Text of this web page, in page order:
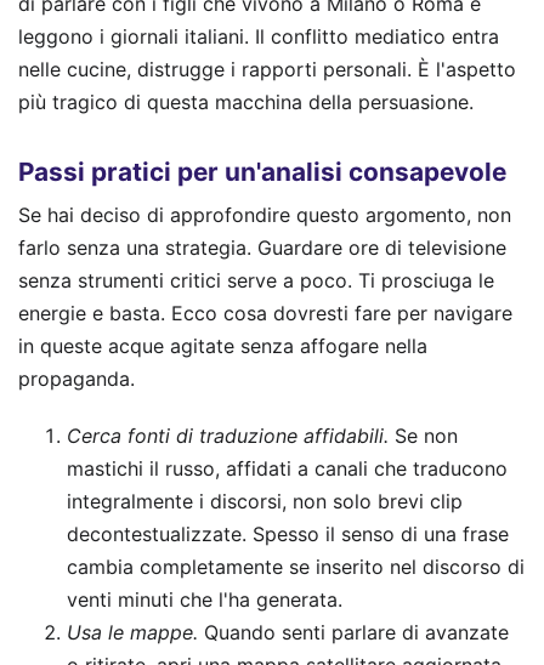
leggono i giornali italiani. Il conflitto mediatico entra
nelle cucine, distrugge i rapporti personali. È l'aspetto
più tragico di questa macchina della persuasione.
Passi pratici per un'analisi consapevole
Se hai deciso di approfondire questo argomento, non
farlo senza una strategia. Guardare ore di televisione
senza strumenti critici serve a poco. Ti prosciuga le
energie e basta. Ecco cosa dovresti fare per navigare
in queste acque agitate senza affogare nella
propaganda.
Cerca fonti di traduzione affidabili. Se non
mastichi il russo, affidati a canali che traducono
integralmente i discorsi, non solo brevi clip
decontestualizzate. Spesso il senso di una frase
cambia completamente se inserito nel discorso di
venti minuti che l'ha generata.
Usa le mappe. Quando senti parlare di avanzate